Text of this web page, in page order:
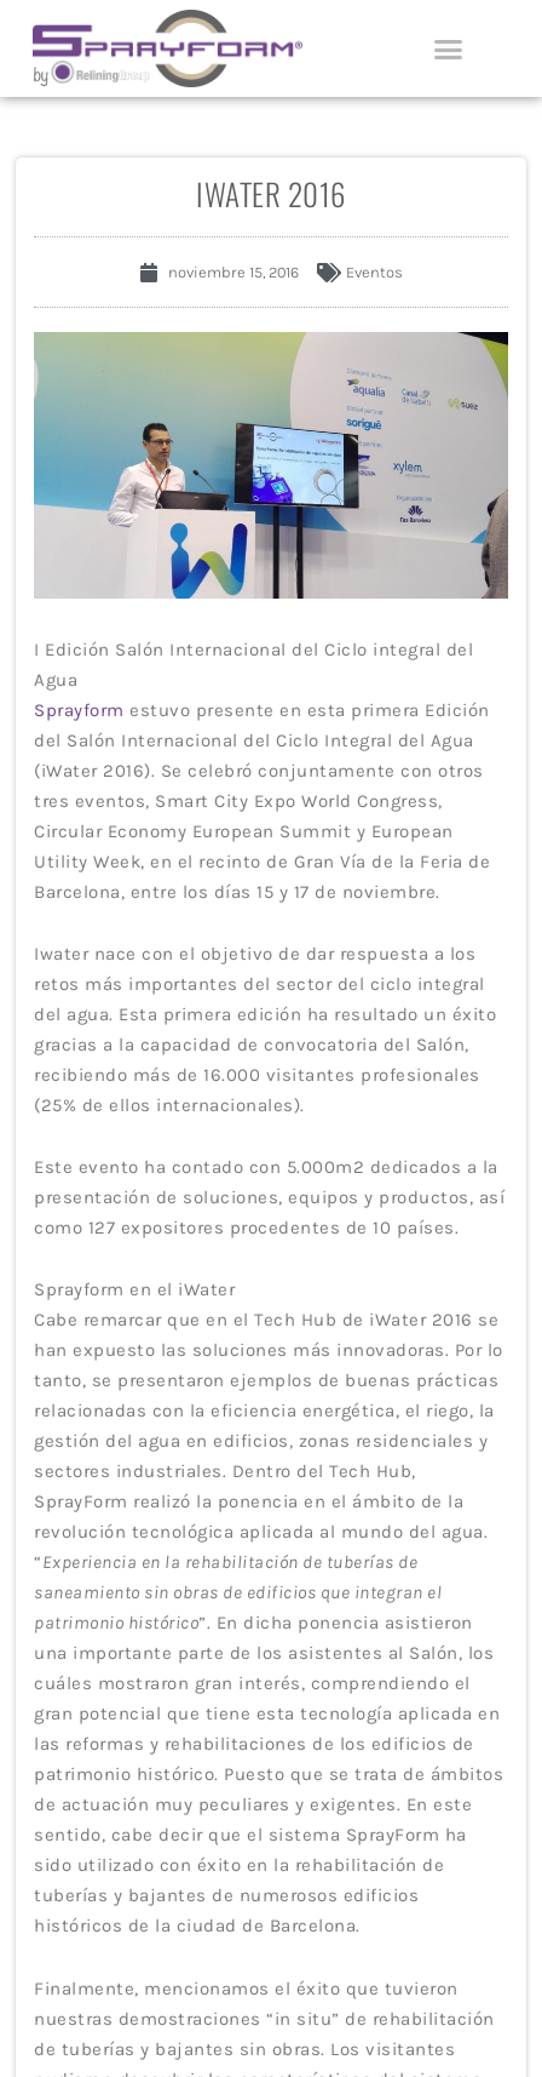
contenido
IWATER 2016
noviembre 15, 2016 Eventos
I Edición Salón Internacional del Ciclo integral del
Agua
Sprayform estuvo presente en esta primera Edición
del Salón Internacional del Ciclo Integral del Agua
(iWater 2016). Se celebró conjuntamente con otros
tres eventos, Smart City Expo World Congress,
Circular Economy European Summit y European
Utility Week, en el recinto de Gran Vía de la Feria de
Barcelona, entre los días 15 y 17 de noviembre.
Iwater nace con el objetivo de dar respuesta a los
retos más importantes del sector del ciclo integral
del agua. Esta primera edición ha resultado un éxito
gracias a la capacidad de convocatoria del Salón,
recibiendo más de 16.000 visitantes profesionales
(25% de ellos internacionales).
Este evento ha contado con 5.000m2 dedicados a la
presentación de soluciones, equipos y productos, así
como 127 expositores procedentes de 10 países.
Sprayform en el iWater
Cabe remarcar que en el Tech Hub de iWater 2016 se
han expuesto las soluciones más innovadoras. Por lo
tanto, se presentaron ejemplos de buenas prácticas
relacionadas con la eficiencia energética, el riego, la
gestión del agua en edificios, zonas residenciales y
sectores industriales. Dentro del Tech Hub,
SprayForm realizó la ponencia en el ámbito de la
revolución tecnológica aplicada al mundo del agua.
“Experiencia en la rehabilitación de tuberías de
saneamiento sin obras de edificios que integran el
patrimonio histórico”. En dicha ponencia asistieron
una importante parte de los asistentes al Salón, los
cuáles mostraron gran interés, comprendiendo el
gran potencial que tiene esta tecnología aplicada en
las reformas y rehabilitaciones de los edificios de
patrimonio histórico. Puesto que se trata de ámbitos
de actuación muy peculiares y exigentes. En este
sentido, cabe decir que el sistema SprayForm ha
sido utilizado con éxito en la rehabilitación de
tuberías y bajantes de numerosos edificios
históricos de la ciudad de Barcelona.
Finalmente, mencionamos el éxito que tuvieron
nuestras demostraciones “in situ” de rehabilitación
de tuberías y bajantes sin obras. Los visitantes